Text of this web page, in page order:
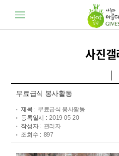
사진갤
무료급식 봉사활동
제목 : 무료급식 봉사활동
등록일시 : 2019-05-20
작성자 : 관리자
조회수 : 897